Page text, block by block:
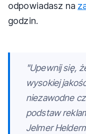
odpowiadasz na
godzin.
"Upewnij się,
wysokiej
niezawodne
podstaw
Jelmer